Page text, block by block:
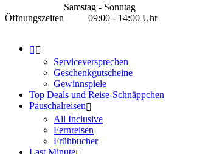
Öffnungszeiten
Samstag - Sonntag
09:00 - 14:00 Uhr
Serviceversprechen
Geschenkgutscheine
Gewinnspiele
Top Deals und Reise-Schnäppchen
Pauschalreisen
All Inclusive
Fernreisen
Frühbucher
Last Minute